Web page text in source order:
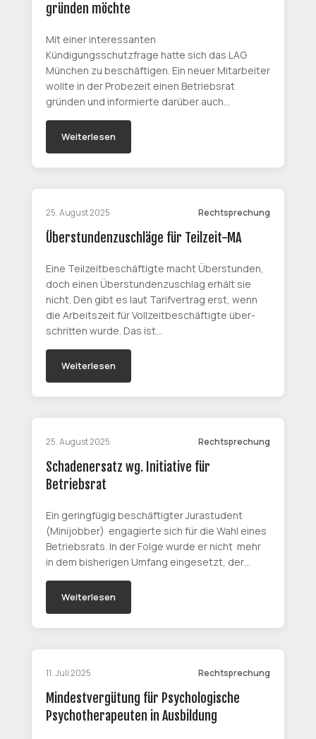
gründen möchte
Mit einer interessanten
Kündigungsschutzfrage hatte sich das LAG
München zu beschäftigen. Ein neuer Mitarbeiter
wollte in der Probezeit einen Betriebsrat
gründen und informierte darüber auch…
Weiterlesen
25. August 2025 Rechtsprechung
Überstundenzuschläge für Teilzeit-MA
Eine Teil­zeit­be­schäf­tig­te macht Über­stun­den,
doch einen Über­stun­den­zu­schlag er­hält sie
nicht. Den gibt es laut Ta­rif­ver­trag erst, wenn
die Ar­beits­zeit für Voll­zeit­be­schäf­tig­te über­
schrit­ten wurde. Das ist…
Weiterlesen
25. August 2025 Rechtsprechung
Schadenersatz wg. Initiative für
Betriebsrat
Ein geringfügig beschäftigter Jurastudent
(Minijobber) engagierte sich für die Wahl eines
Betriebsrats. In der Folge wurde er nicht mehr
in dem bisherigen Umfang eingesetzt, der…
Weiterlesen
11. Juli 2025 Rechtsprechung
Mindestvergütung für Psychologische
Psychotherapeuten in Ausbildung